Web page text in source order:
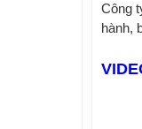
Công
hành,